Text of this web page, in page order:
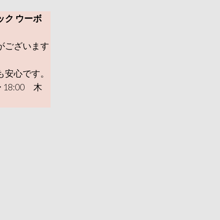
ク ウーボ
ございます
心です。
18:00 木